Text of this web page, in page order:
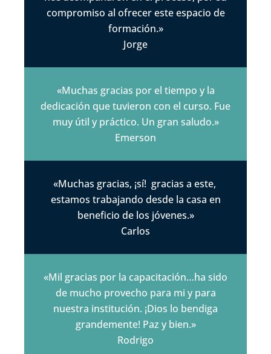
compromiso al ofrecer este espacio de
formación.»
Jorge
«Muchas gracias por el tiempo y la
dedicación que tuvieron con el curso. Fue
muy útil y práctico. Un gran saludo.»
Emerson
«Muchas gracias, ¡sí! gracias a este,
estamos trabajando desde la casa en
beneficio de los jóvenes.»
Carlos
«Mil gracias por la capacitación…ha sido
de mucho provecho para mi y para
nuestra institución. ¡Dios lo bendiga
grandemente! Paz y bien.»
Rodrigo